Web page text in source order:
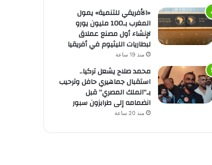
«الأفريقي للتنمية» يمول
المغرب بـ100 مليون يورو
لإنشاء أول مصنع عملاق
لبطاريات الليثيوم في أفريقيا
منذ 19 ساعة
محمد صلاح يشعل تركيا..
استقبال جماهيري حافل وترحيب
بـ”الملك المصري” قبل
انضمامه إلى طرابزون سبور
منذ 20 ساعة